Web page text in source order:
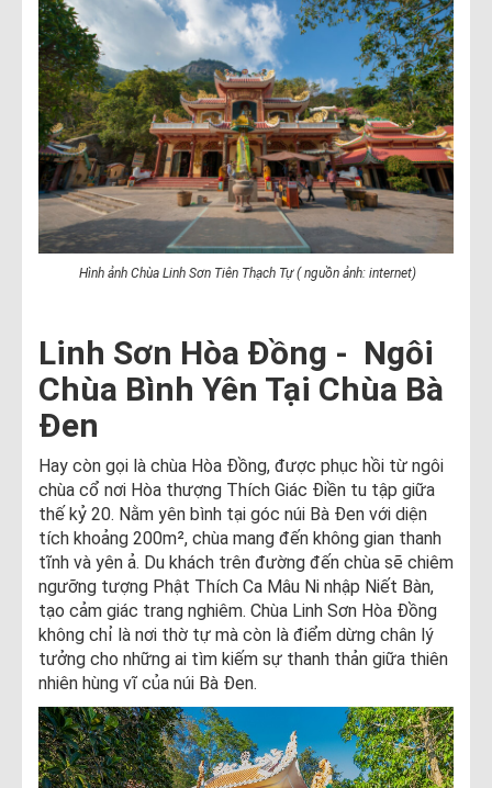
Hình ảnh Chùa Linh Sơn Tiên Thạch Tự ( nguồn ảnh: internet)
Linh Sơn Hòa Đồng - Ngôi
Chùa Bình Yên Tại Chùa Bà
Đen
Hay còn gọi là chùa Hòa Đồng, được phục hồi từ ngôi
chùa cổ nơi Hòa thượng Thích Giác Điền tu tập giữa
thế kỷ 20. Nằm yên bình tại góc núi Bà Đen với diện
tích khoảng 200m², chùa mang đến không gian thanh
tĩnh và yên ả. Du khách trên đường đến chùa sẽ chiêm
ngưỡng tượng Phật Thích Ca Mâu Ni nhập Niết Bàn,
tạo cảm giác trang nghiêm. Chùa Linh Sơn Hòa Đồng
không chỉ là nơi thờ tự mà còn là điểm dừng chân lý
tưởng cho những ai tìm kiếm sự thanh thản giữa thiên
nhiên hùng vĩ của núi Bà Đen.